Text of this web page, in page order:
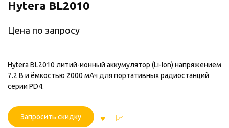
Hytera BL2010
Цена по запросу
Hytera BL2010 литий-ионный аккумулятор (Li-Ion) напряжением
7.2 В и ёмкостью 2000 мАч для портативных радиостанций
серии PD4.
Запросить скидку